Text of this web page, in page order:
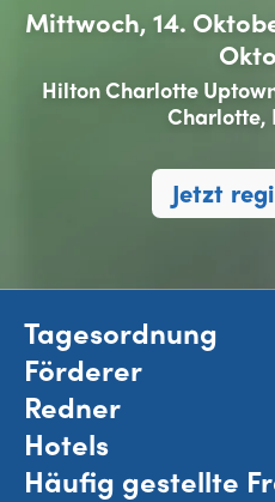
Mittwoch, 14.
Hilton Charlotte
Charlotte,
Jetzt
Tagesordnung
Förderer
Redner
Hotels
Häufig gestellte